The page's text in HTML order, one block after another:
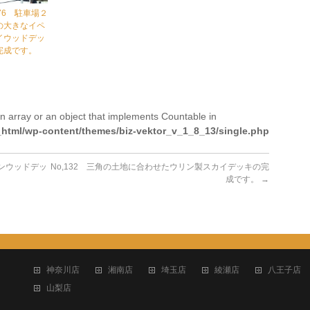
駐車場２
大きなイペ
ウッドデッ
です。
array or an object that implements Countable in
wp-content/themes/biz-vektor_v_1_8_13/single.php
ウッドデッ
No,132 三角の土地に合わせたウリン製スカイデッキの完
成です。
→
神奈川店 湘南店 埼玉店 綾瀬店 八王子店
山梨店